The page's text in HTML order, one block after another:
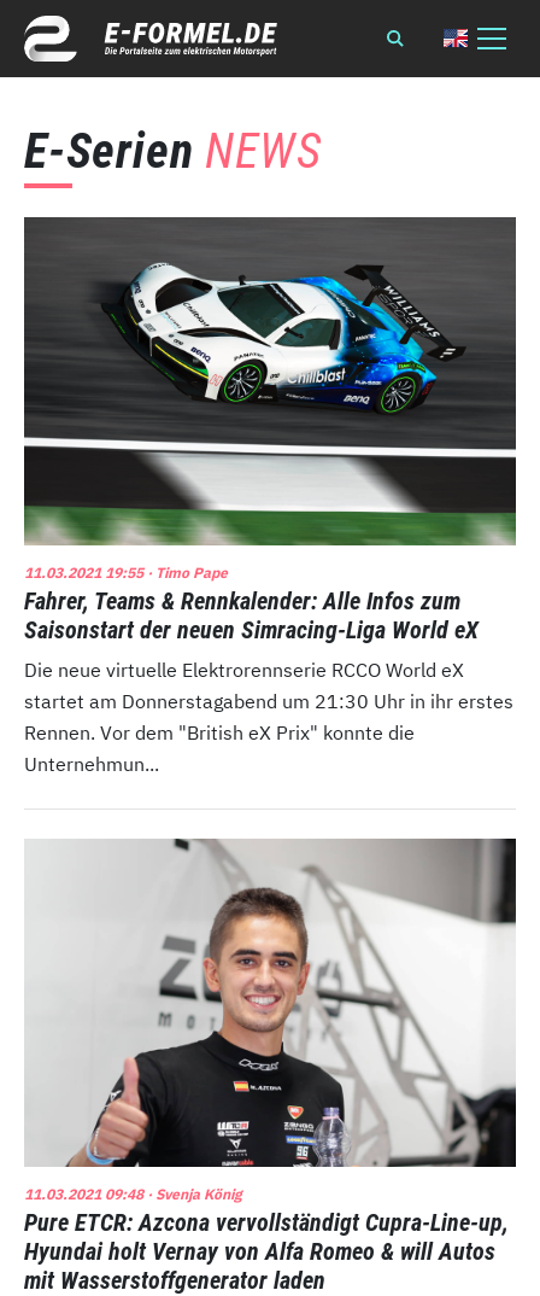
E-Serien NEWS
11.03.2021 19:55· Timo Pape
Fahrer, Teams & Rennkalender: Alle Infos zum
Saisonstart der neuen Simracing-Liga World eX
Die neue virtuelle Elektrorennserie RCCO World eX
startet am Donnerstagabend um 21:30 Uhr in ihr erstes
Rennen. Vor dem "British eX Prix" konnte die
Unternehmun...
11.03.2021 09:48· Svenja König
Pure ETCR: Azcona vervollständigt Cupra-Line-up,
Hyundai holt Vernay von Alfa Romeo & will Autos
mit Wasserstoffgenerator laden